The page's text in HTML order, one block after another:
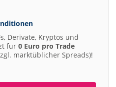
Derivate, Kryptos und
für 0 Euro pro Trade
marktüblicher Spreads)!